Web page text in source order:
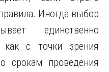
Иногда выбор
единственно
с точки зрения
срокам проведения